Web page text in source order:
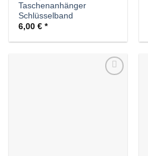
Taschenanhänger
Schlüsselband
6,00€